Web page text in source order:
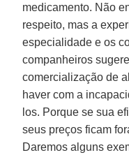
medicamento. Não
respeito, mas a
especialidade e os
companheiros
comercialização de
haver com a
los. Porque se sua
seus preços ficam
Daremos alguns